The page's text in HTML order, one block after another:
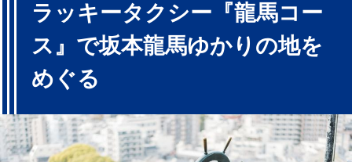
ラッキータクシー『龍馬コー
ス』で坂本龍馬ゆかりの地を
めぐる